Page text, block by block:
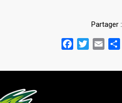
Partager :
FacebookTwitter